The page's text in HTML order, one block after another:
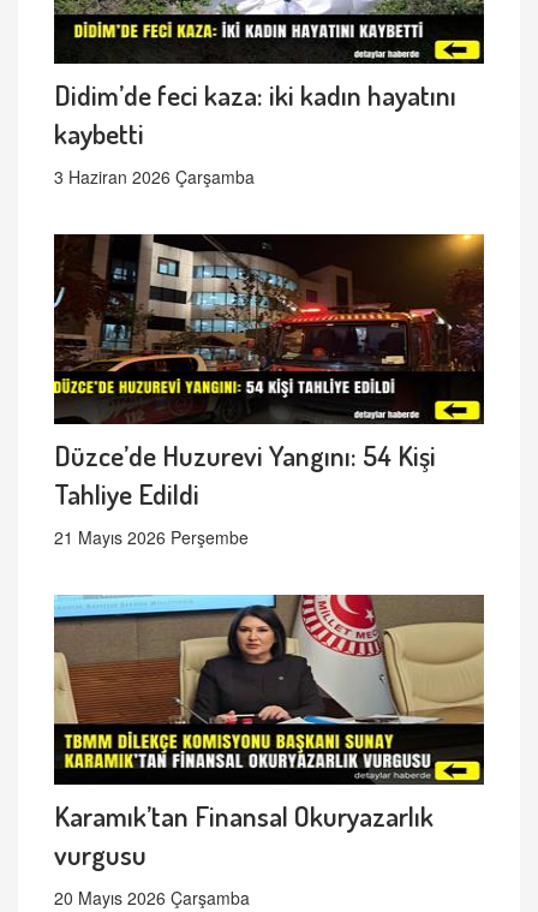
Didim’de feci kaza: iki kadın hayatını
kaybetti
3 Haziran 2026 Çarşamba
Düzce’de Huzurevi Yangını: 54 Kişi
Tahliye Edildi
21 Mayıs 2026 Perşembe
Karamık’tan Finansal Okuryazarlık
vurgusu
20 Mayıs 2026 Çarşamba